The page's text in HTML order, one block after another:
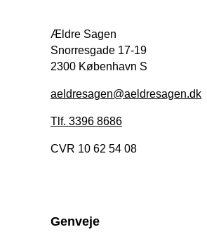
Ældre Sagen
Snorresgade 17-19
2300 København S
aeldresagen@aeldresagen.dk
Tlf. 3396 8686
CVR 10 62 54 08
Genveje